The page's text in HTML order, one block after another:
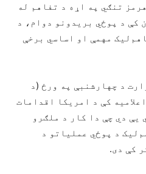
تنګي په اړه د تفاهم له
کې د پوځي بریدونو دوام، د
مهمې او اساسي برخې
د چهارشنبې په ورځ (د
کړې اعلامیه کې د امریکا اقدامات
یې دي چې دا کار د ملګرو
د پوځي عملیاتو د
کې دی.